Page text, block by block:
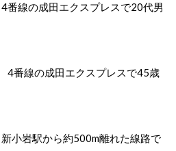
線の成田エクスプレスで20代男
番線の成田エクスプレスで45歳
小岩駅から約500m離れた線路で